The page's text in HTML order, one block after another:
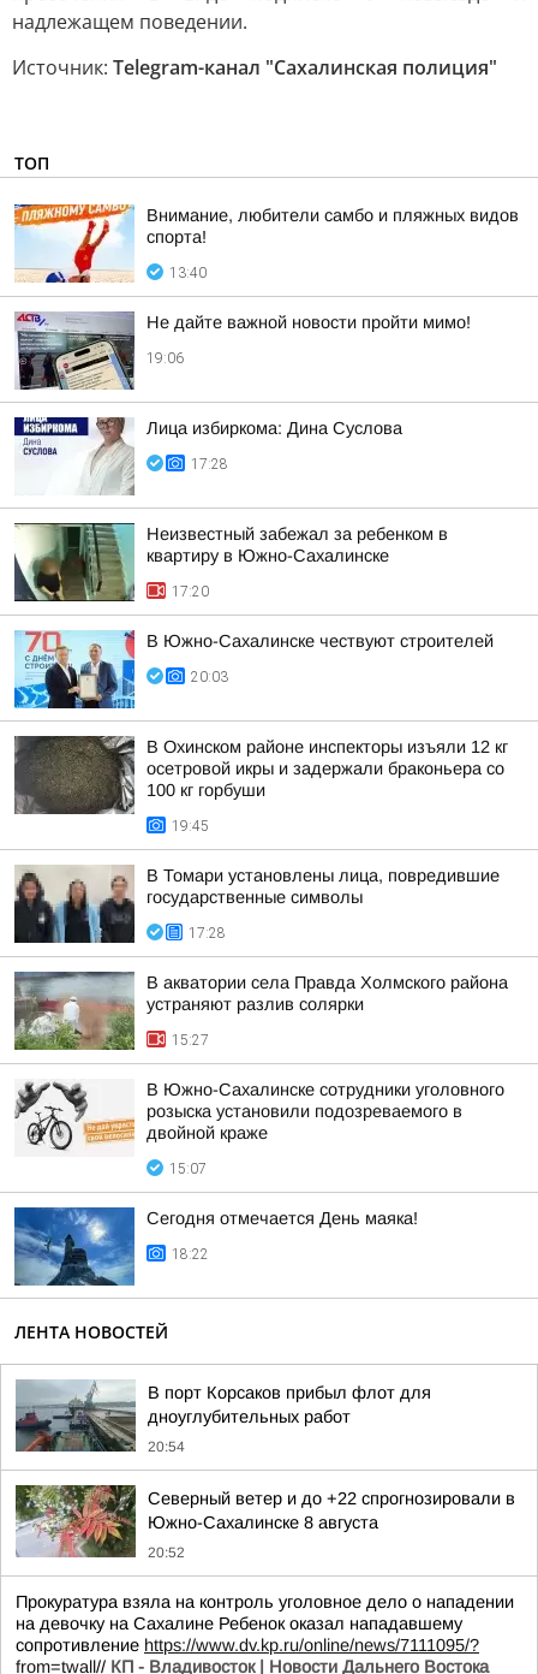
надлежащем поведении.
Источник: Telegram-канал "Сахалинская полиция"
ТОП
Внимание, любители самбо и пляжных видов
спорта!
13:40
Не дайте важной новости пройти мимо!
19:06
Лица избиркома: Дина Суслова
17:28
Неизвестный забежал за ребенком в
квартиру в Южно-Сахалинске
17:20
В Южно-Сахалинске чествуют строителей
20:03
В Охинском районе инспекторы изъяли 12 кг
осетровой икры и задержали браконьера со
100 кг горбуши
19:45
В Томари установлены лица, повредившие
государственные символы
17:28
В акватории села Правда Холмского района
устраняют разлив солярки
15:27
В Южно-Сахалинске сотрудники уголовного
розыска установили подозреваемого в
двойной краже
15:07
Сегодня отмечается День маяка!
18:22
ЛЕНТА НОВОСТЕЙ
В порт Корсаков прибыл флот для
дноуглубительных работ
20:54
Северный ветер и до +22 спрогнозировали в
Южно-Сахалинске 8 августа
20:52
Прокуратура взяла на контроль уголовное дело о нападении
на девочку на Сахалине Ребенок оказал нападавшему
сопротивление https://www.dv.kp.ru/online/news/7111095/?
from=twall// КП - Владивосток | Новости Дальнего Востока